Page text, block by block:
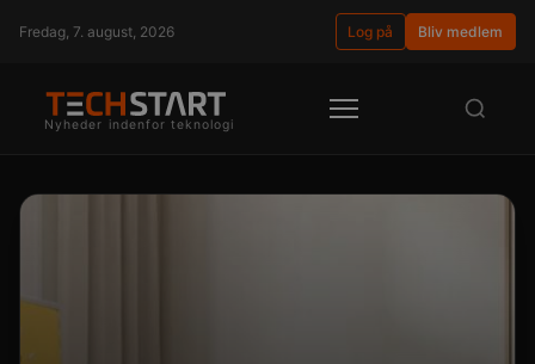
Fredag, 7. august, 2026 Log på Bliv medlem
Nyheder indenfor teknologi